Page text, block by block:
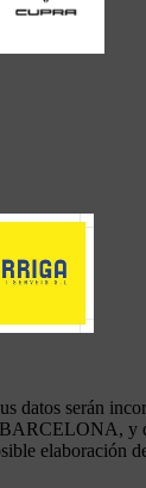
datos serán
y
elaboración